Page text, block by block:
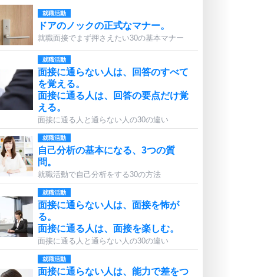
就職活動
ドアのノックの正式なマナー。
就職面接でまず押さえたい30の基本マナー
就職活動
面接に通らない人は、回答のすべて
を覚える。
面接に通る人は、回答の要点だけ覚
える。
面接に通る人と通らない人の30の違い
就職活動
自己分析の基本になる、3つの質
問。
就職活動で自己分析をする30の方法
就職活動
面接に通らない人は、面接を怖が
る。
面接に通る人は、面接を楽しむ。
面接に通る人と通らない人の30の違い
就職活動
面接に通らない人は、能力で差をつ